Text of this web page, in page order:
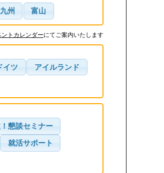
九州 富山
ントカレンダーにてご案内いたします
イツ アイルランド
懇談セミナー
就活サポート